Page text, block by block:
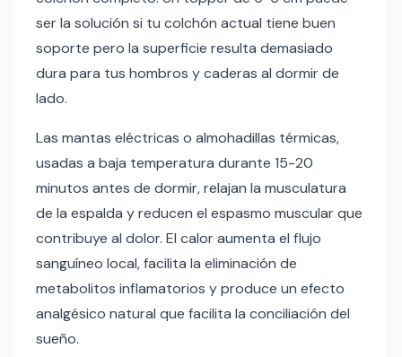
ser la solución si tu colchón actual tiene buen
soporte pero la superficie resulta demasiado
dura para tus hombros y caderas al dormir de
lado.
Las mantas eléctricas o almohadillas térmicas,
usadas a baja temperatura durante 15-20
minutos antes de dormir, relajan la musculatura
de la espalda y reducen el espasmo muscular que
contribuye al dolor. El calor aumenta el flujo
sanguíneo local, facilita la eliminación de
metabolitos inflamatorios y produce un efecto
analgésico natural que facilita la conciliación del
sueño.